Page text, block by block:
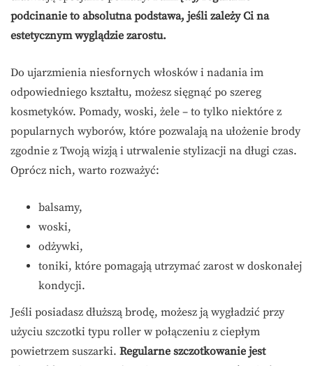
podcinanie to absolutna podstawa, jeśli zależy Ci na
estetycznym wyglądzie zarostu.
Do ujarzmienia niesfornych włosków i nadania im
odpowiedniego kształtu, możesz sięgnąć po szereg
kosmetyków. Pomady, woski, żele – to tylko niektóre z
popularnych wyborów, które pozwalają na ułożenie brody
zgodnie z Twoją wizją i utrwalenie stylizacji na długi czas.
Oprócz nich, warto rozważyć:
balsamy,
woski,
odżywki,
toniki, które pomagają utrzymać zarost w doskonałej
kondycji.
Jeśli posiadasz dłuższą brodę, możesz ją wygładzić przy
użyciu szczotki typu roller w połączeniu z ciepłym
powietrzem suszarki. Regularne szczotkowanie jest